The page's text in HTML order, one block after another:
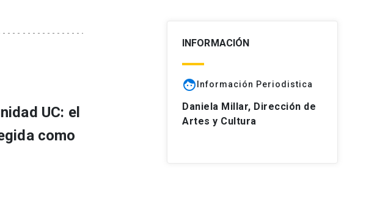
UC: el
como
INFORMACIÓN
face Información Periodistica
Daniela Millar, Dirección de
Artes y Cultura